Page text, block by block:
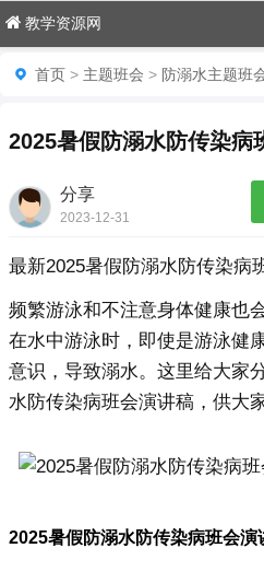
教学资源网
首页 > 主题班会 > 防溺水主题班
2025暑假防溺水防传染病
分享
2023-12-31
最新2025暑假防溺水防传染病
频繁游泳和不注意身体健康也
在水中游泳时，即使是游泳健
意识，导致溺水。这里给大家
水防传染病班会演讲稿，供大
2025暑假防溺水防传染病班会演